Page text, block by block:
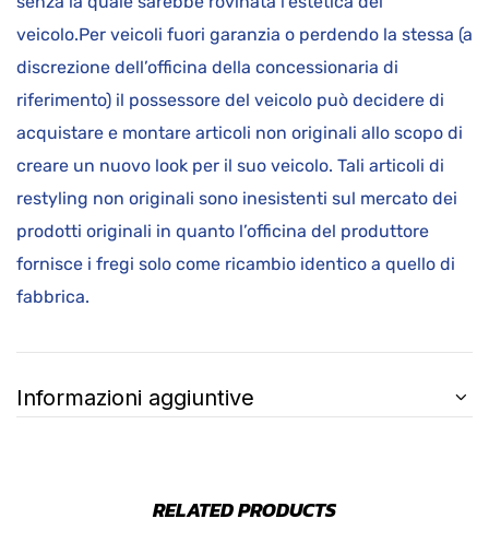
veicolo.Per veicoli fuori garanzia o perdendo la stessa (a
discrezione dell’officina della concessionaria di
riferimento) il possessore del veicolo può decidere di
acquistare e montare articoli non originali allo scopo di
creare un nuovo look per il suo veicolo. Tali articoli di
restyling non originali sono inesistenti sul mercato dei
prodotti originali in quanto l’officina del produttore
fornisce i fregi solo come ricambio identico a quello di
fabbrica.
Informazioni aggiuntive
RELATED PRODUCTS